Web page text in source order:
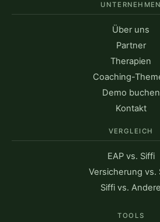
UNTERNEHMEN
Über uns
Partner
Therapien
Coaching-
Demo buchen
Kontakt
VERGLEICH
EAP vs. Siffi
Versicherung vs.
Siffi vs. Andere
TOOLS